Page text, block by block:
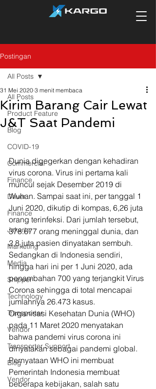
Postingan
All Posts
Product Feature
Blog
COVID-19
Commercial
Finance
Driver
Finance
Jakarta
Marketing
Media
Shipper
Technology
Transporter
Vendor
Transporter Support
Blog
Vendor
All Posts
Kirim Barang Cair Lewat
J&T Saat Pandemi
31 Mei 2020 3 menit membaca
Dunia digegerkan dengan kehadiran
virus corona. Virus ini pertama kali
muncul sejak Desember 2019 di
Wuhan. Sampai saat ini, per tanggal 1
Juni 2020, dikutip di kompas, 6,26 juta
orang terinfeksi. Dari jumlah tersebut,
378.677 orang meninggal dunia, dan
2,8 juta pasien dinyatakan sembuh.
Sedangkan di Indonesia sendiri,
hingga hari ini per 1 Juni 2020, ada
penambahan 700 yang terjangkit Virus
Corona sehingga di total mencapai
jumlahnya 26.473 kasus.
Organisasi Kesehatan Dunia (WHO)
pada 11 Maret 2020 menyatakan
bahwa pandemi virus corona ini
dinyatakan sebagai pandemi global.
Pernyataan WHO ini membuat
Pemerintah Indonesia membuat
beberapa kebijakan, salah satu